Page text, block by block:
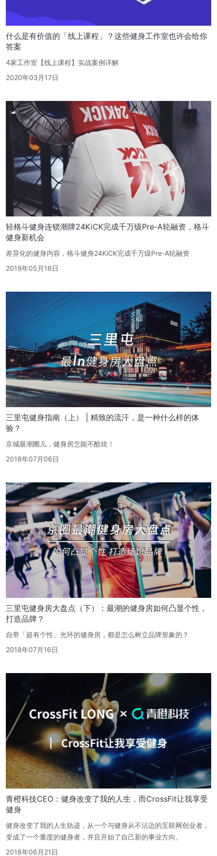
什么是有价值的「线上课程」？这些健身工作室也许会给你
答案
4家工作室【线上课程】实战案例详解
2020年03月17日
轻格斗健身连锁潮牌24KiCK完成千万级Pre-A轮融资，格斗
健身新机会
差异化的健身内容，格斗健身24KiCK完成千万级Pre-A轮融资
2019年05月16日
三里屯健身指南（上） | 精致的流汗，是一种什么样的体
验？
京城最潮圈儿，健身房怎能不酷炫！
2018年07月06日
三里屯健身房大盘点（下）：最潮的健身房如何凸显个性，
打造品牌？
自带「超有个性」光环的健身房，都是怎么树立品牌形象的？
2018年07月16日
青橙科技CEO：健身改变了我的人生，而CrossFit让我享受
健身
健身改变了我的人生轨迹，从一个与健身从不沾边的互联网创业者，
变成了一个重度的健身者，并且开始了自己新的事业方向。
2018年06月21日